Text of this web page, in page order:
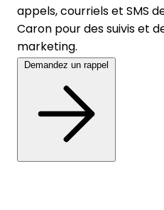
appels, courriels et SMS
Caron pour des suivis et
marketing.
Demandez un rappel